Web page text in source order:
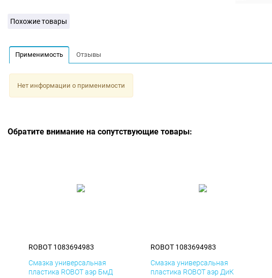
Похожие товары
Применимость Отзывы
Нет информации о применимости
Обратите внимание на сопутствующие товары:
ROBOT 1083694983
Смазка универсальная
пластика ROBOT аэр БмД
ROBOT 1083694983
Смазка универсальная
пластика ROBOT аэр ДиК